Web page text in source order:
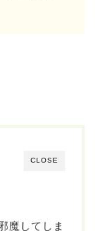
CLOSE
魔してしま